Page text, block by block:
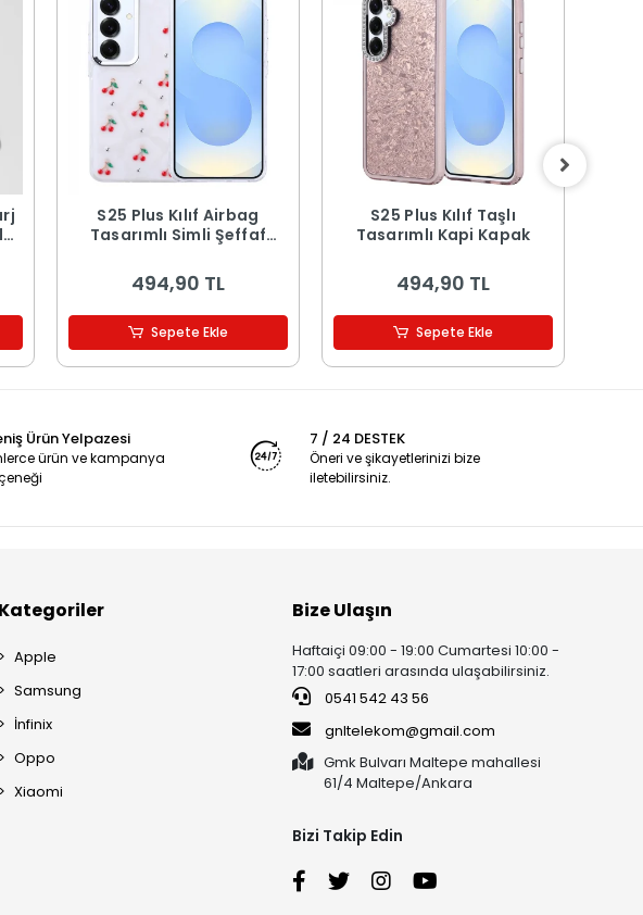
S25 Plus Kılıf Airbag
Tasarımlı Simli Şeffaf
494,90 TL
Sepete Ekle
S25 Plus Kılıf Taşlı
Tasarımlı Kapi Kapak
494,90 TL
Sepete Ekle
Ürün Yelpazesi
ürün ve kampanya
7 / 24 DESTEK
Öneri ve şikayetlerinizi bize
iletebilirsiniz.
Kategoriler
Apple
Samsung
İnfinix
Oppo
Xiaomi
Bize Ulaşın
Haftaiçi 09:00 - 19:00 Cumartesi 10:00 -
17:00 saatleri arasında ulaşabilirsiniz.
0541 542 43 56
gnltelekom@gmail.com
Gmk Bulvarı Maltepe mahallesi
61/4 Maltepe/Ankara
Bizi Takip Edin